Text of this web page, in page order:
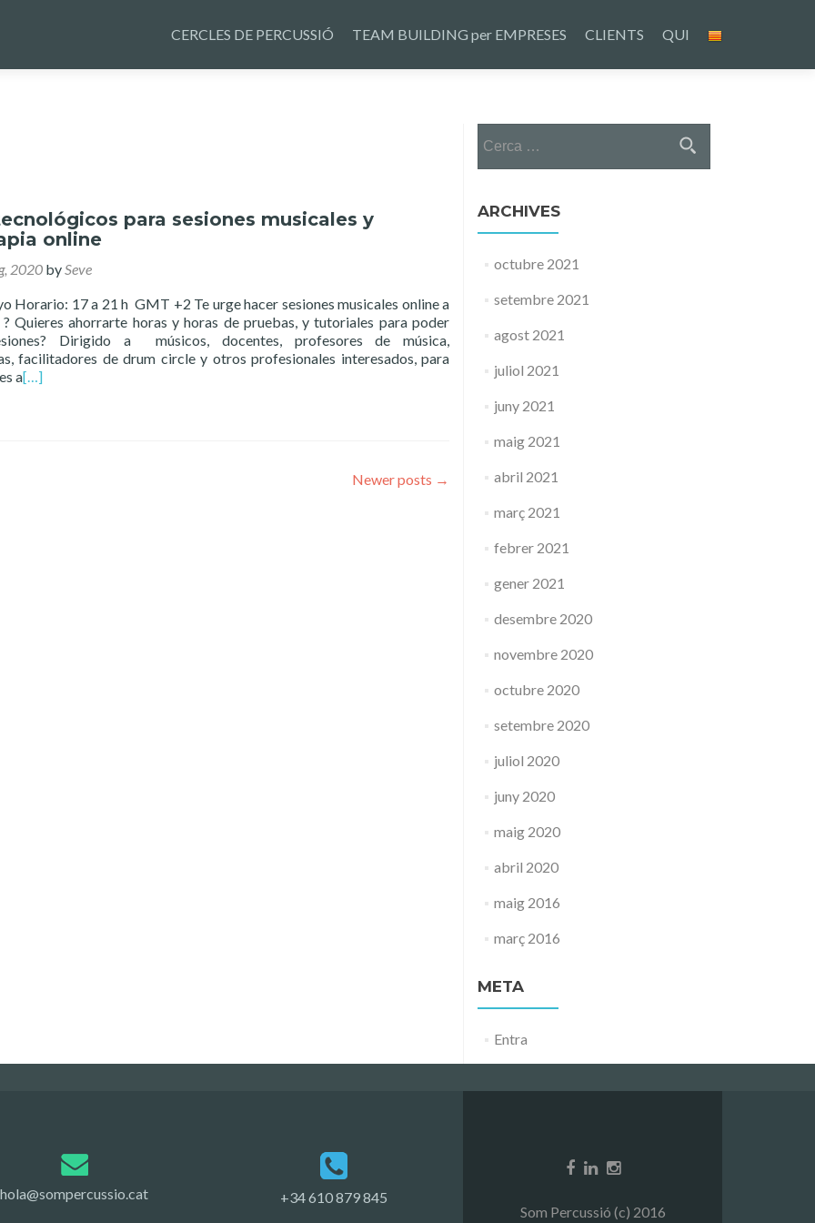
to
CERCLES DE PERCUSSIÓ TEAM BUILDING per EMPRESES CLIENTS QUI
para sesiones musicales y
online
2020 bySeve
Horario: 17 a 21 h GMT +2 Te urge hacer sesiones musicales online a
Quieres ahorrarte horas y horas de pruebas, y tutoriales para poder
Dirigido a músicos, docentes, profesores de música,
facilitadores de drum circle y otros profesionales interesados, para
a[…]
Newer posts →
ARCHIVES
octubre 2021
setembre 2021
agost 2021
juliol 2021
juny 2021
maig 2021
abril 2021
març 2021
febrer 2021
gener 2021
desembre 2020
novembre 2020
octubre 2020
setembre 2020
juliol 2020
juny 2020
maig 2020
abril 2020
maig 2016
març 2016
META
Entra
hola@sompercussio.cat
+34 610 879 845
Som Percussió (c) 2016